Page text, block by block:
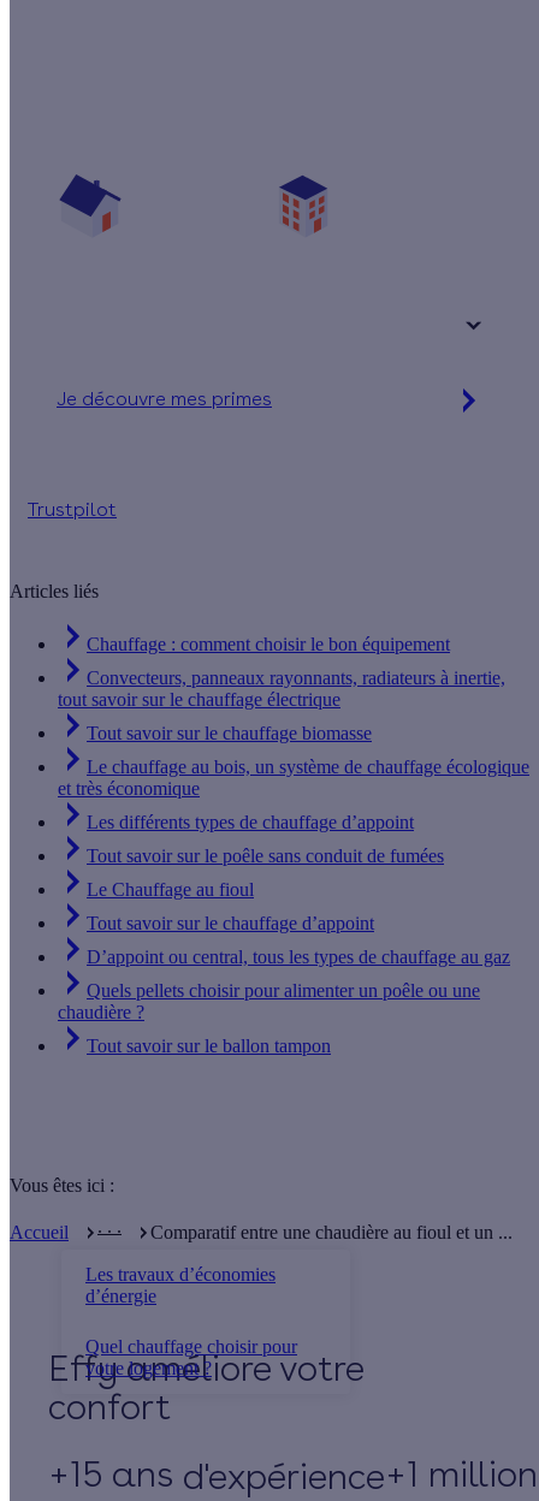
Je découvre mes primes
Trustpilot
Articles liés
Chauffage : comment choisir le bon équipement
Convecteurs, panneaux rayonnants, radiateurs à inertie,
tout savoir sur le chauffage électrique
Tout savoir sur le chauffage biomasse
Le chauffage au bois, un système de chauffage écologique
et très économique
Les différents types de chauffage d’appoint
Tout savoir sur le poêle sans conduit de fumées
Le Chauffage au fioul
Tout savoir sur le chauffage d’appoint
D’appoint ou central, tous les types de chauffage au gaz
Quels pellets choisir pour alimenter un poêle ou une
chaudière ?
Tout savoir sur le ballon tampon
Vous êtes ici :
Accueil . . .
Les travaux d’économies
d’énergie
Quel chauffage choisir pour
votre logement ?
Comparatif entre une chaudière au fioul et un ...
Effy
+15 ans d'expérience+1